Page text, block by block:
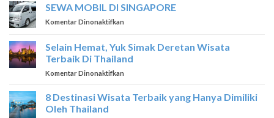
выигрыш
City
SEWA MOBIL DI SINGAPORE
Komentar Dinonaktifkan
DI
SINGAPORE
Selain Hemat, Yuk Simak Deretan Wisata
Terbaik Di Thailand
Komentar Dinonaktifkan
Hemat,
Yuk
8 Destinasi Wisata Terbaik yang Hanya Dimiliki
Oleh Thailand